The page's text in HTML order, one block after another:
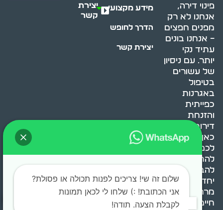
פינוי דירה,
אנחנו לא רק
מפנים חפצים
– אנחנו בונים
עתיד נקי
יותר. עם ניסיון
של עשורים
בטיפול
באגרנות
כפייתית
והזנחת
דירות, אנחנו
כאן כדי לעזור
לכם
להתמודד,
להבין ולשנות.
יחד, ניצור
מרחב
חיים בריא ומאוזן.
מידע מקצועי
הדרך לחופש
יצירת קשר
יצירת
קשר
שלום זה שי! צריכים לפנות תכולה או פסולת?
אני הכתובת! :) שלחו לי לכאן תמונות
לקבלת הצעה. תודה!